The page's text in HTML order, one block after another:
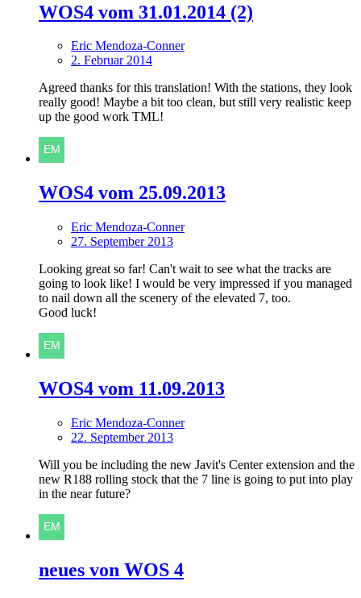
WOS4 vom 31.01.2014 (2)
Eric Mendoza-Conner
2. Februar 2014
Agreed thanks for this translation! With the stations, they look
really good! Maybe a bit too clean, but still very realistic keep
up the good work TML!
WOS4 vom 25.09.2013
Eric Mendoza-Conner
27. September 2013
Looking great so far! Can't wait to see what the tracks are
going to look like! I would be very impressed if you managed
to nail down all the scenery of the elevated 7, too.
Good luck!
WOS4 vom 11.09.2013
Eric Mendoza-Conner
22. September 2013
Will you be including the new Javit's Center extension and the
new R188 rolling stock that the 7 line is going to put into play
in the near future?
neues von WOS 4